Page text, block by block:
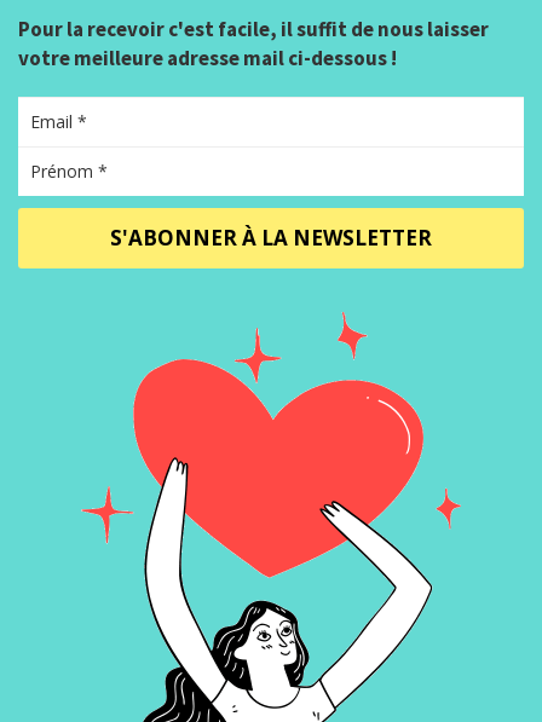
Pour la recevoir c'est facile, il suffit de nous laisser
votre meilleure adresse mail ci-dessous !
S'ABONNER À LA NEWSLETTER